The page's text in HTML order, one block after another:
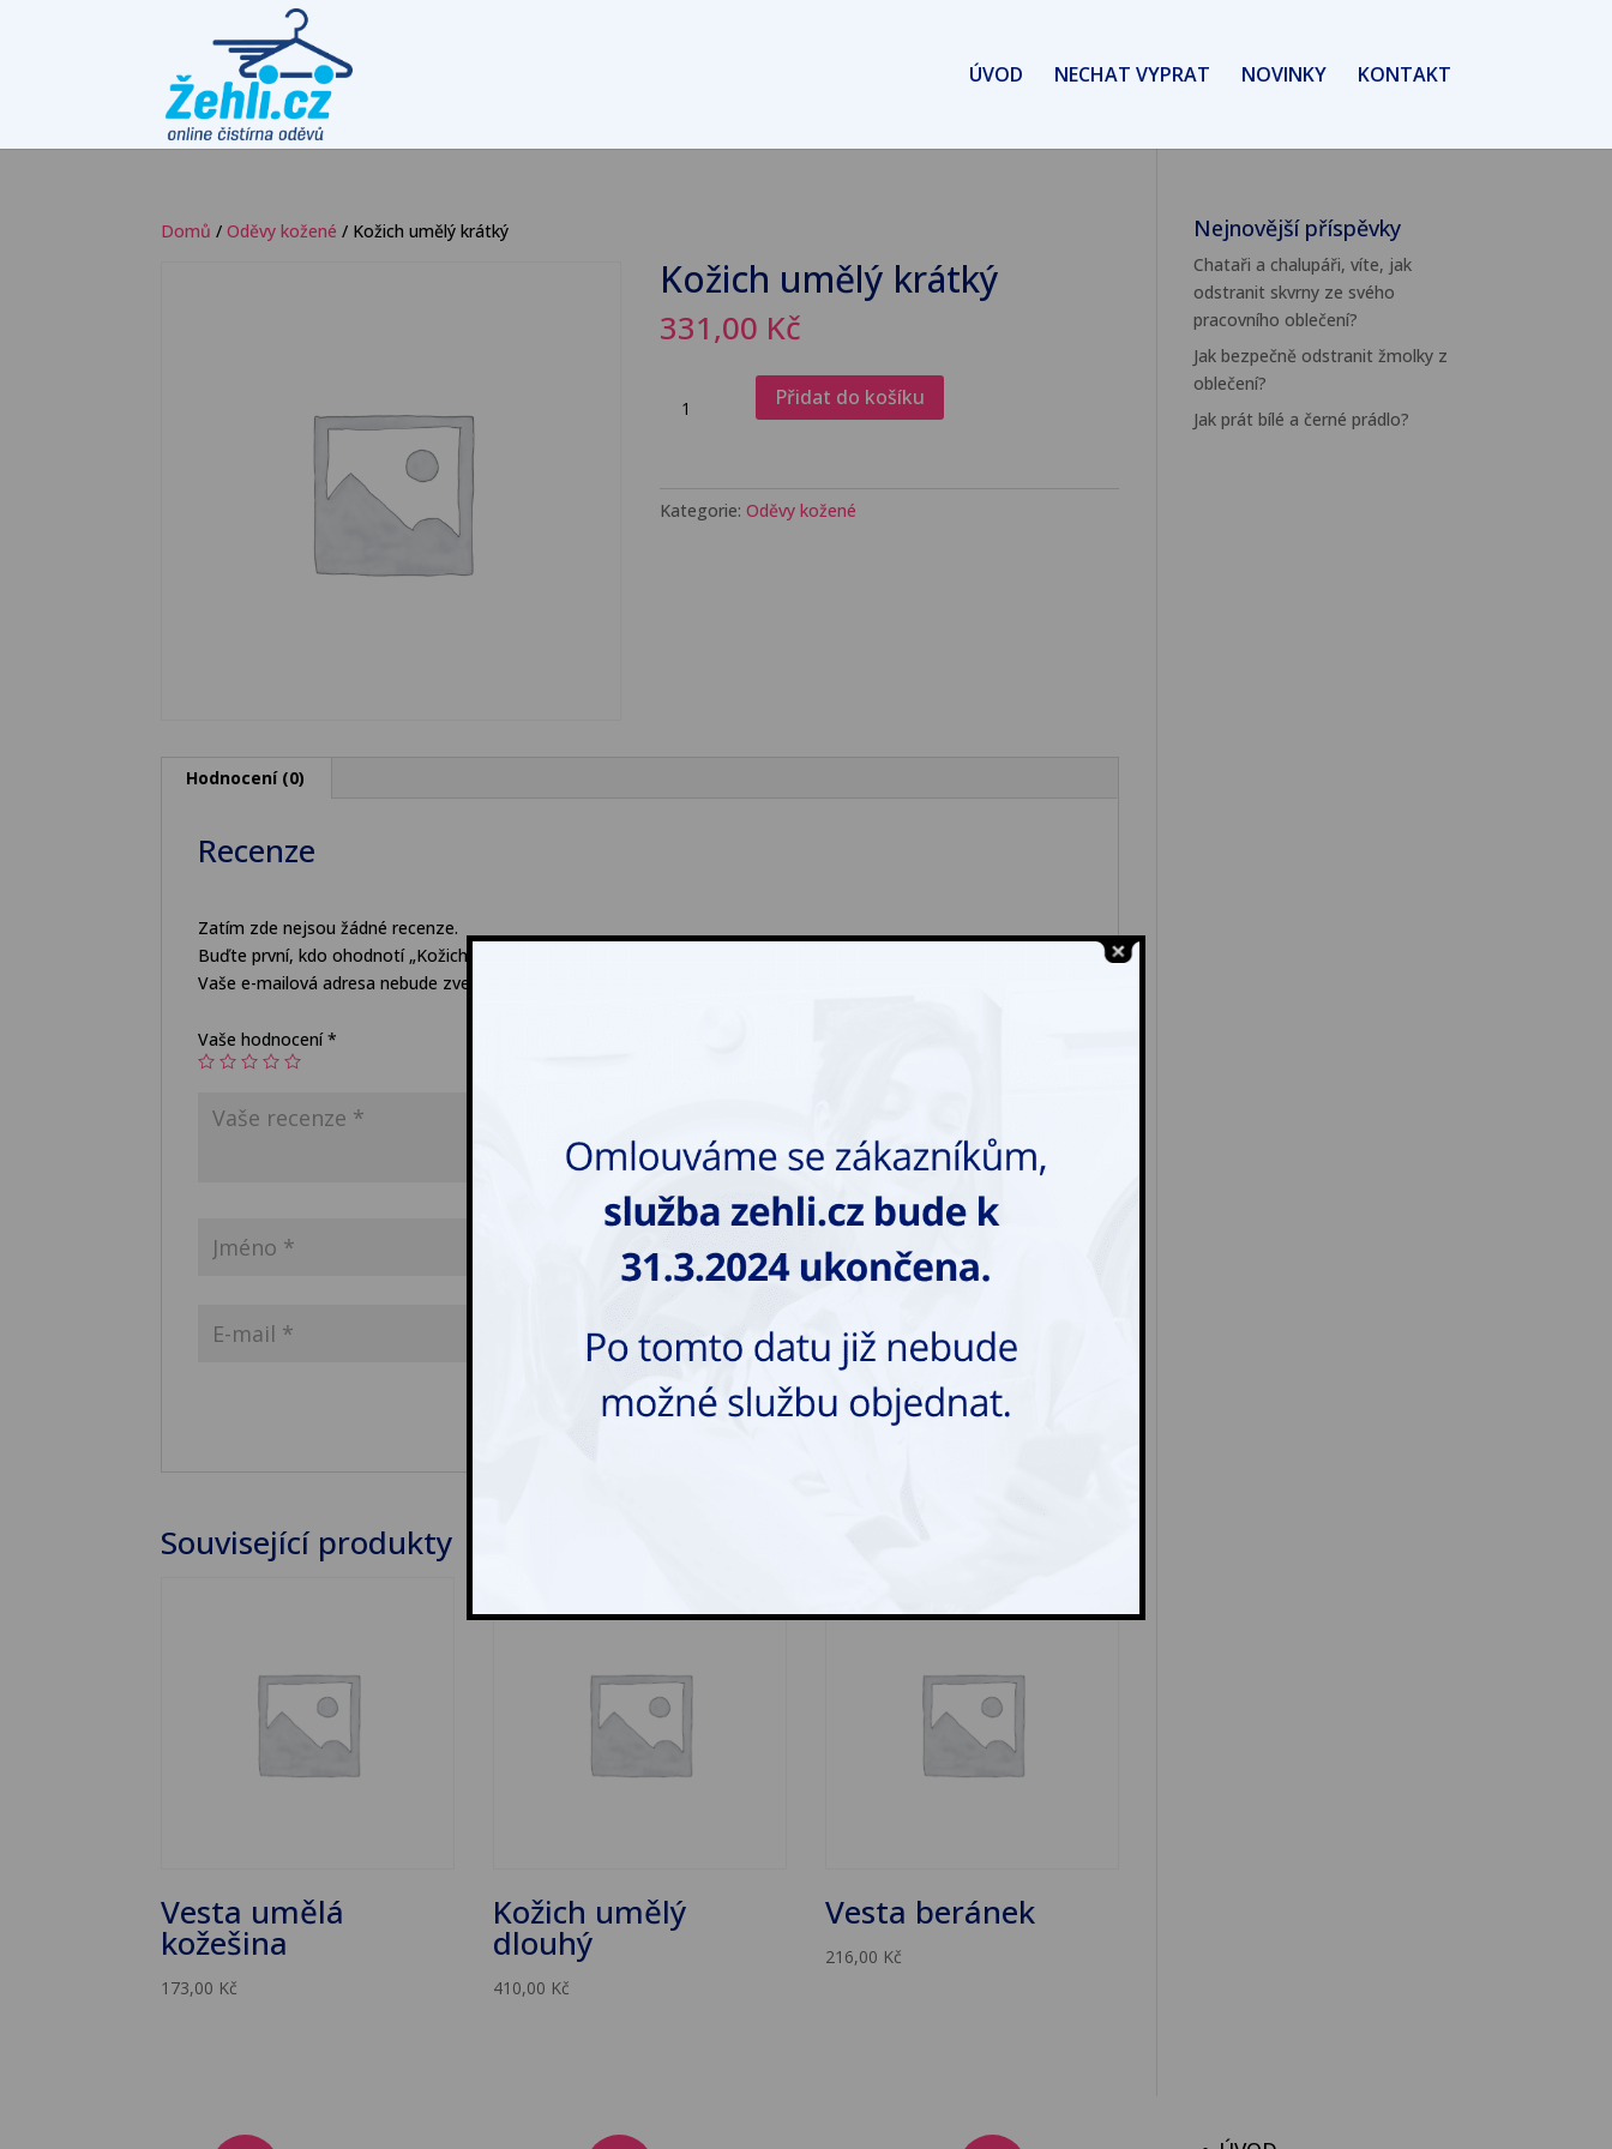
ÚVOD NECHAT VYPRAT NOVINKY KONTAKT
Domů /Oděvy kožené / Kožich umělý krátký
Kožich umělý krátký
331,00 Kč
umělý
Přidat do košíku
Kategorie: Oděvy kožené
Hodnocení (0)
Recenze
Zatím zde nejsou žádné recenze.
Buďte první, kdo ohodnotí „Kožich umělý krátký“
Vaše e-mailová adresa nebude zveřejněna.
Vaše hodnocení*
Související produkty
Vesta umělá
kožešina
173,00 Kč
Kožich umělý
dlouhý
410,00 Kč
Vesta beránek
216,00 Kč
Nejnovější příspěvky
Chataři a chalupáři, víte, jak
odstranit skvrny ze svého
pracovního oblečení?
Jak bezpečně odstranit žmolky z
oblečení?
Jak prát bílé a černé prádlo?